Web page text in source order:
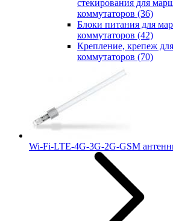
стекирования для
коммутаторов (36)
Блоки питания для
коммутаторов (42)
Крепление, крепеж
коммутаторов (70)
Wi-Fi-LTE-4G-3G-2G-GSM